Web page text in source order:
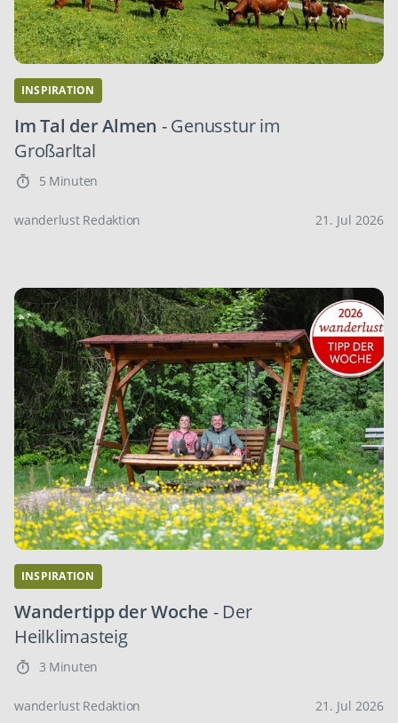
INSPIRATION
Im Tal der Almen - Genusstur im
Großarltal
5 Minuten
wanderlust Redaktion 21. Jul 2026
INSPIRATION
Wandertipp der Woche - Der
Heilklimasteig
3 Minuten
wanderlust Redaktion 21. Jul 2026